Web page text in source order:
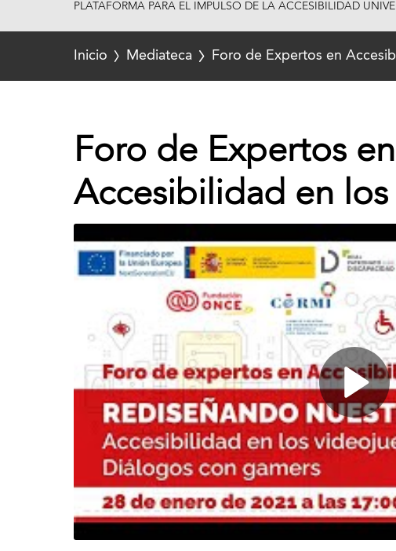
PLATAFORMA PARA EL IMPULSO DE LA ACCESIBILIDAD
Inicio Mediateca Foro de Expertos en
Foro de Expertos
Accesibilidad en